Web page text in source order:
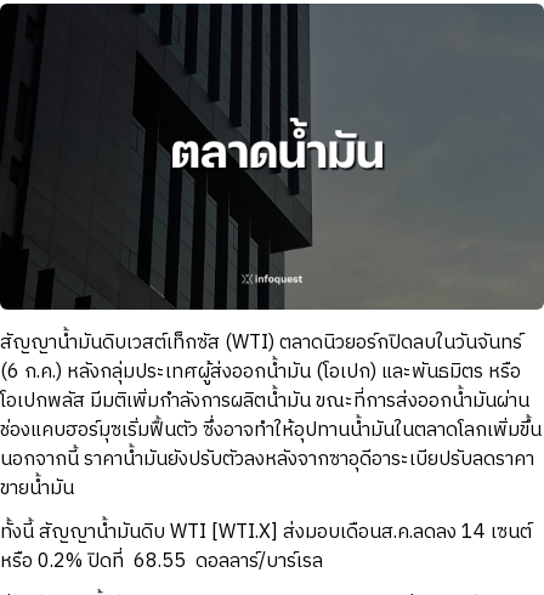
สัญญาน้ำมันดิบเวสต์เท็กซัส (WTI) ตลาดนิวยอร์กปิดลบในวันจันทร์
(6 ก.ค.) หลังกลุ่มประเทศผู้ส่งออกน้ำมัน (โอเปก) และพันธมิตร หรือ
โอเปกพลัส มีมติเพิ่มกำลังการผลิตน้ำมัน ขณะที่การส่งออกน้ำมันผ่าน
ช่องแคบฮอร์มุซเริ่มฟื้นตัว ซึ่งอาจทำให้อุปทานน้ำมันในตลาดโลกเพิ่มขึ้น
นอกจากนี้ ราคาน้ำมันยังปรับตัวลงหลังจากซาอุดีอาระเบียปรับลดราคา
ขายน้ำมัน
ทั้งนี้ สัญญาน้ำมันดิบ WTI [WTI.X] ส่งมอบเดือนส.ค.ลดลง 14 เซนต์
หรือ 0.2% ปิดที่ 68.55 ดอลลาร์/บาร์เรล